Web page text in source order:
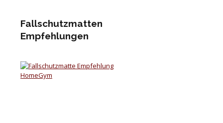
Fallschutzmatten
Empfehlungen